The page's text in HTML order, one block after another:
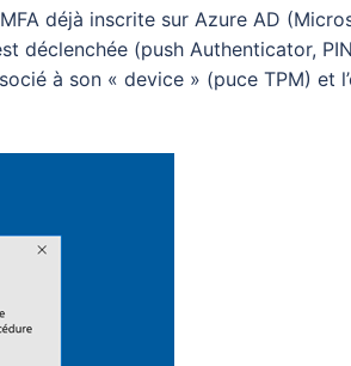
déjà inscrite sur Azure AD
déclenchée (push Authenticator,
à son « device » (puce TPM) et